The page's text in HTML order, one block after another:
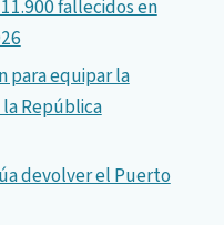
fallecidos en
para equipar la
República
devolver el Puerto